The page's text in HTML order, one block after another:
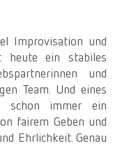
Improvisation und
heute ein stabiles
und
Team. Und eines
schon immer ein
fairem Geben und
Ehrlichkeit. Genau